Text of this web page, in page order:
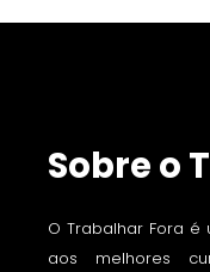
Sobre o
O Trabalhar Fora
aos melhores